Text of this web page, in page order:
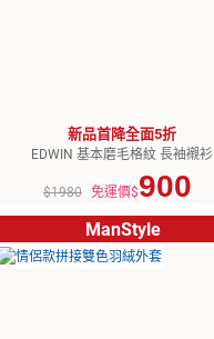
新品首降全面5折
EDWIN 基本磨毛格紋 長袖襯衫
$1980 免運價$900
ManStyle